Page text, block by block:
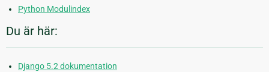
Python Modulindex
Du är här:
Django 5.2 dokumentation